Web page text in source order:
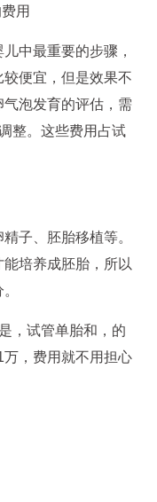
用
中最重要的步骤，
便宜，但是效果不
泡发育的评估，需
整。这些费用占试
子、胚胎移植等。
培养成胚胎，所以
，试管单胎和，的
，费用就不用担心